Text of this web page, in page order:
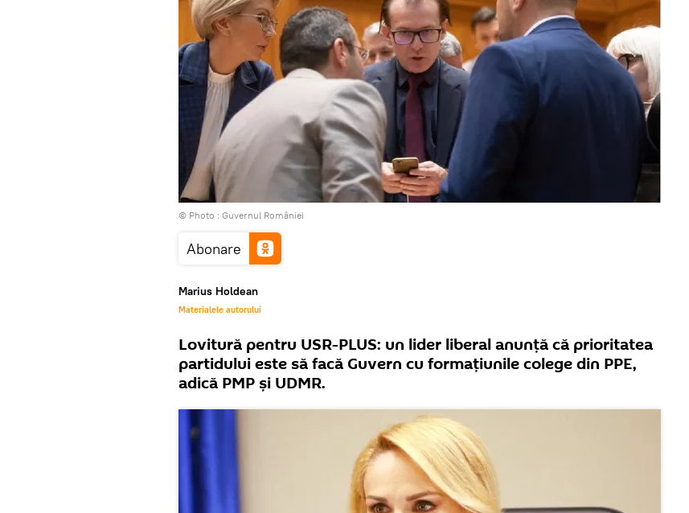
© Photo : Guvernul României
Abonare
Marius Holdean
Materialele autorului
Lovitură pentru USR-PLUS: un lider liberal anunță că prioritatea
partidului este să facă Guvern cu formațiunile colege din PPE,
adică PMP și UDMR.